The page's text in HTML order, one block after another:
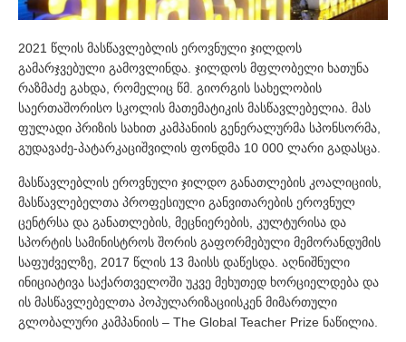
2021 წლის მასწავლებლის ეროვნული ჯილდოს
გამარჯვებული გამოვლინდა. ჯილდოს მფლობელი ხათუნა
რაზმაძე გახდა, რომელიც წმ. გიორგის სახელობის
საერთაშორისო სკოლის მათემატიკის მასწავლებელია. მას
ფულადი პრიზის სახით კამპანიის გენერალურმა სპონსორმა,
გუდავაძე-პატარკაციშვილის ფონდმა 10 000 ლარი გადასცა.
მასწავლებლის ეროვნული ჯილდო განათლების კოალიციის,
მასწავლებელთა პროფესიული განვითარების ეროვნულ
ცენტრსა და განათლების, მეცნიერების, კულტურისა და
სპორტის სამინისტროს შორის გაფორმებული მემორანდუმის
საფუძველზე, 2017 წლის 13 მაისს დაწესდა. აღნიშნული
ინიციატივა საქართველოში უკვე მეხუთედ ხორციელდება და
ის მასწავლებელთა პოპულარიზაციისკენ მიმართული
გლობალური კამპანიის – The Global Teacher Prize ნაწილია.